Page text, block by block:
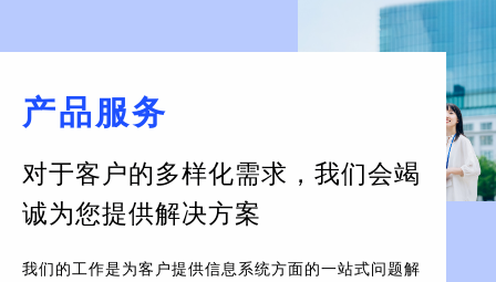
产品服务
对于客户的多样化需求， 我们会竭
诚为您提供解决方案
我们的工作是为客户提供信息系统方面的一站式问题解